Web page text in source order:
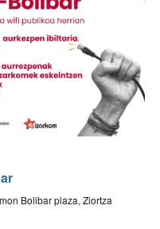
Bolibar plaza, Ziortza